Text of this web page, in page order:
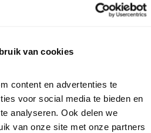
van cookies
content en advertenties te
voor social media te bieden en
analyseren. Ook delen we
van onze site met onze partners